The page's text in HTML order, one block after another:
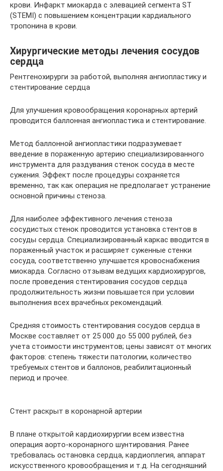
крови. Инфаркт миокарда с элевацией сегмента ST
(STEMI) с повышением концентрации кардиального
тропонина в крови.
Хирургические методы лечения сосудов
сердца
Рентгенохирурги за работой, выполняя ангиопластику и
стентирование сердца
Для улучшения кровообращения коронарных артерий
проводится баллонная ангиопластика и стентирование.
Метод баллонной ангиопластики подразумевает
введение в пораженную артерию специализированного
инструмента для раздувания стенок сосуда в месте
сужения. Эффект после процедуры сохраняется
временно, так как операция не предполагает устранение
основной причины стеноза.
Для наиболее эффективного лечения стеноза
сосудистых стенок проводится установка стентов в
сосуды сердца. Специализированный каркас вводится в
пораженный участок и расширяет суженные стенки
сосуда, соответственно улучшается кровоснабжения
миокарда. Согласно отзывам ведущих кардиохирургов,
после проведения стентирования сосудов сердца
продолжительность жизни повышается при условии
выполнения всех врачебных рекомендаций.
Средняя стоимость стентирования сосудов сердца в
Москве составляет от 25 000 до 55 000 рублей, без
учета стоимости инструментов; цены зависят от многих
факторов: степень тяжести патологии, количество
требуемых стентов и баллонов, реабилитационный
период и прочее.
Стент раскрыт в коронарной артерии
В плане открытой кардиохирургии всем известна
операция аорто-коронарного шунтирования. Ранее
требовалась остановка сердца, кардиоплегия, аппарат
искусственного кровообращения и т.д. На сегодняшний